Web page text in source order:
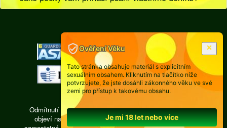
]
Odmítnutí odpovědnosti: Každá osoba, jejíž fotografie se
objeví na videochatu isexy.cz, je právně zodpovědná,
Ověření Věku
Tato stránka obsahuje materiál s explicitním
sexuálním obsahem. Kliknutím na tlačítko níže
potvrzujete, že jste dosáhli zákonného věku ve své
zemi pro přístup k takovému obsahu.
Je mi 18 let nebo více